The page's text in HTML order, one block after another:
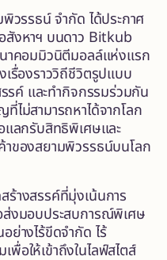
วรรธน์ จำกัด ได้ประกาศ
สังหาฯ บนดาว Bitkub
าคอมมิวนิตีมอลล์แห่งแรก
รื่องราววิถีชีวิตรูปแบบ
รค์ และทำกิจกรรมร่วมกัน
ไม่สามารถหาได้จากโลก
แลกรับสิทธิพิเศษและ
าของสยามพิวรรธน์บนโลก
ร้างสรรค์ที่มุ่งเน้นการ
งมอบประสบการณ์พิเศษ
ย่างไร้ขีดจำกัด ไร้
อให้เข้าถึงในไลฟ์สไตส์